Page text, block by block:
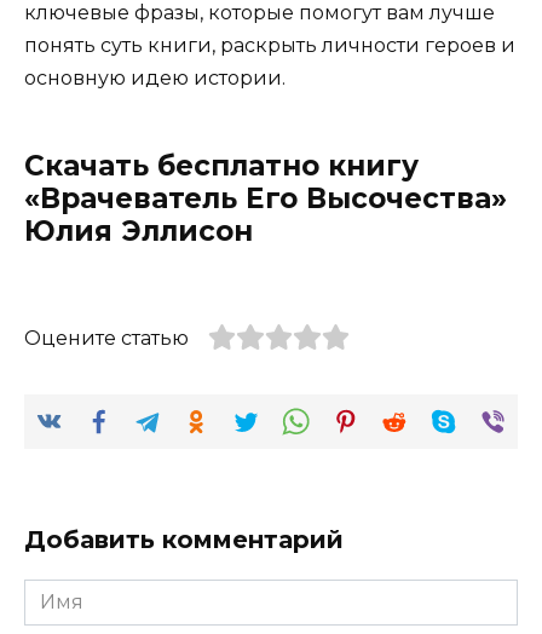
ключевые фразы, которые помогут вам лучше
понять суть книги, раскрыть личности героев и
основную идею истории.
Скачать бесплатно книгу
«Врачеватель Его Высочества»
Юлия Эллисон
Оцените статью
Добавить комментарий
Имя
*